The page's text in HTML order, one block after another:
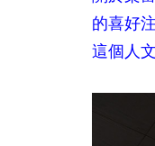
的喜好
這個人